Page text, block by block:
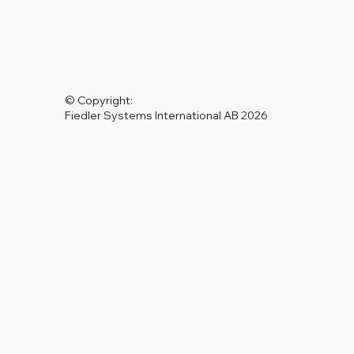
© Copyright:
Fiedler Systems International AB 2026